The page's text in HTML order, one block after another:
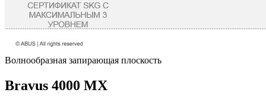
Волнообразная запирающая плоскость
Bravus 4000 MX